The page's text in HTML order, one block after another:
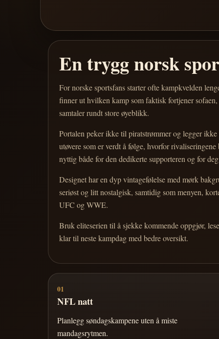
En trygg norsk
For norske sportsfans starter ofte kampkvelden
finner ut hvilken kamp som faktisk fortjener
samtaler rundt store øyeblikk.
Portalen peker ikke til piratstrømmer og legger
utøvere som er verdt å følge, hvorfor
nyttig både for den dedikerte supporteren og for
Designet har en dyp vintagefølelse med mørk
seriøst og litt nostalgisk, samtidig som menyen,
UFC og WWE.
Bruk eliteserien til å sjekke kommende oppgjør,
klar til neste kampdag med bedre oversikt.
01
NFL natt
Planlegg søndagskampene uten å miste
mandagsrytmen.